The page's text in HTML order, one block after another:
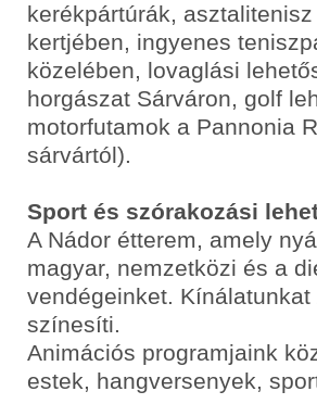
kerékpártúrák,
kertjében, ingyenes
közelében, lovaglási
horgászat Sárváron, golf
motorfutamok a Pannonia
sárvártól).
Sport és szórakozási
A Nádor étterem, amely
magyar, nemzetközi és a
vendégeinket.
színesíti.
Animációs programjaink
estek, hangversenyek,